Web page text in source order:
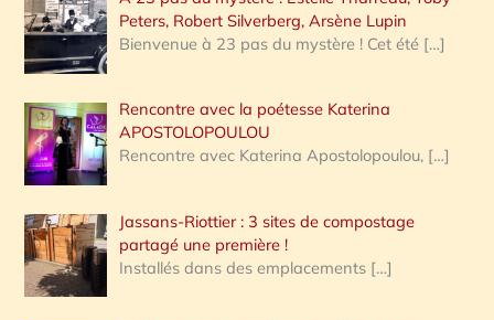
Peters, Robert Silverberg, Arsène Lupin
Bienvenue à 23 pas du mystère ! Cet été […]
Rencontre avec la poétesse Katerina
APOSTOLOPOULOU
Rencontre avec Katerina Apostolopoulou, […]
Jassans-Riottier : 3 sites de compostage
partagé une première !
Installés dans des emplacements […]